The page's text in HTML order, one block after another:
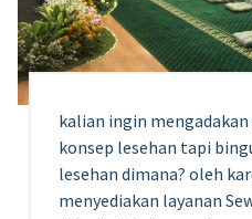
kalian ingin
konsep lesehan tapi
lesehan dimana? oleh
menyediakan layanan